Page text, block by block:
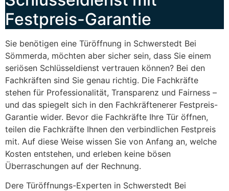
Festpreis-Garantie
Sie benötigen eine Türöffnung in Schwerstedt Bei
Sömmerda, möchten aber sicher sein, dass Sie einem
seriösen Schlüsseldienst vertrauen können? Bei den
Fachkräften sind Sie genau richtig. Die Fachkräfte
stehen für Professionalität, Transparenz und Fairness –
und das spiegelt sich in den Fachkräftenerer Festpreis-
Garantie wider. Bevor die Fachkräfte Ihre Tür öffnen,
teilen die Fachkräfte Ihnen den verbindlichen Festpreis
mit. Auf diese Weise wissen Sie von Anfang an, welche
Kosten entstehen, und erleben keine bösen
Überraschungen auf der Rechnung.
Dere Türöffnungs-Experten in Schwerstedt Bei